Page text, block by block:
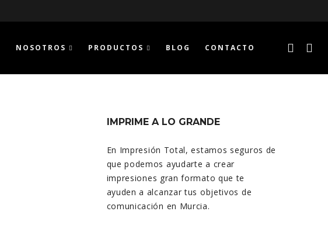
NOSOTROS PRODUCTOS BLOG CONTACTO
IMPRIME A LO GRANDE
En Impresión Total, estamos seguros de
que podemos ayudarte a crear
impresiones gran formato que te
ayuden a alcanzar tus objetivos de
comunicación en Murcia.